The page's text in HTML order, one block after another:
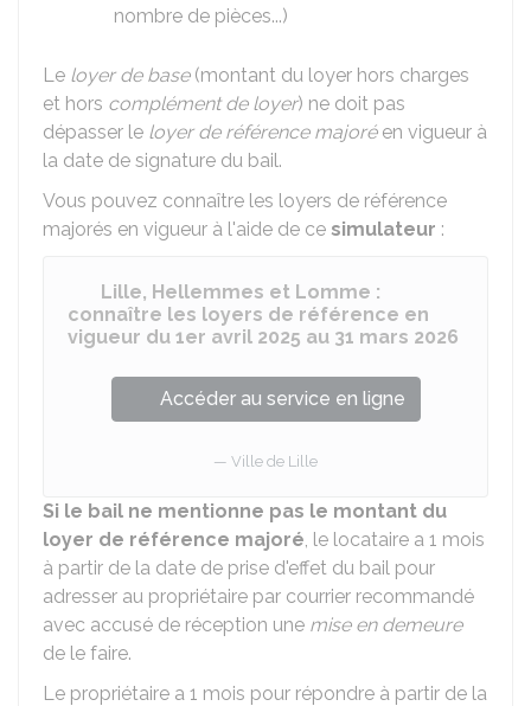
nombre de pièces...)
Le loyer de base(montant du loyer hors charges
et hors complément de loyer) ne doit pas
dépasser le loyer de référence majoréen vigueur à
la date de signature du bail.
Vous pouvez connaître les loyers de référence
majorés en vigueur à l'aide de ce simulateur :
Lille, Hellemmes et Lomme :
connaître les loyers de référence en
vigueur du 1er avril 2025 au 31 mars 2026
Accéder au service en ligne
Ville de Lille
Si le bail ne mentionne pas le montant du
loyer de référence majoré, le locataire a 1 mois
à partir de la date de prise d'effet du bail pour
adresser au propriétaire par courrier recommandé
avec accusé de réception une mise en demeure
de le faire.
Le propriétaire a 1 mois pour répondre à partir de la